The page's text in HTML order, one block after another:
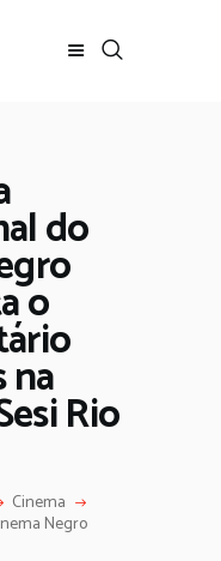
do
o
na
Rio
Cinema
Negro